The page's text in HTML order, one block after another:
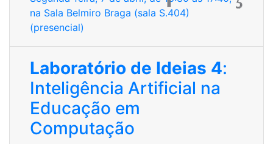
na Sala Belmiro Braga (sala S.404)
(presencial)
Laboratório de Ideias 4:
Inteligência Artificial na
Educação em
Computação